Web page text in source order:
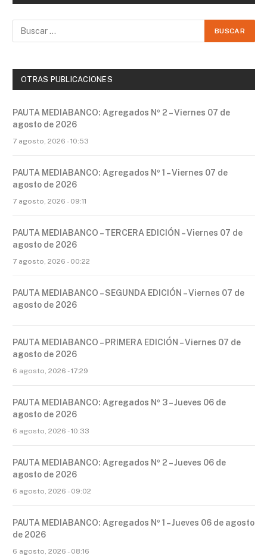
OTRAS PUBLICACIONES
PAUTA MEDIABANCO: Agregados Nº 2 – Viernes 07 de
agosto de 2026
7 agosto, 2026 - 10:53
PAUTA MEDIABANCO: Agregados Nº 1 – Viernes 07 de
agosto de 2026
7 agosto, 2026 - 09:11
PAUTA MEDIABANCO – TERCERA EDICIÓN – Viernes 07 de
agosto de 2026
7 agosto, 2026 - 00:22
PAUTA MEDIABANCO – SEGUNDA EDICIÓN – Viernes 07 de
agosto de 2026
PAUTA MEDIABANCO – PRIMERA EDICIÓN – Viernes 07 de
agosto de 2026
6 agosto, 2026 - 17:29
PAUTA MEDIABANCO: Agregados Nº 3 – Jueves 06 de
agosto de 2026
6 agosto, 2026 - 10:33
PAUTA MEDIABANCO: Agregados Nº 2 – Jueves 06 de
agosto de 2026
6 agosto, 2026 - 09:02
PAUTA MEDIABANCO: Agregados Nº 1 – Jueves 06 de agosto
de 2026
6 agosto, 2026 - 08:16